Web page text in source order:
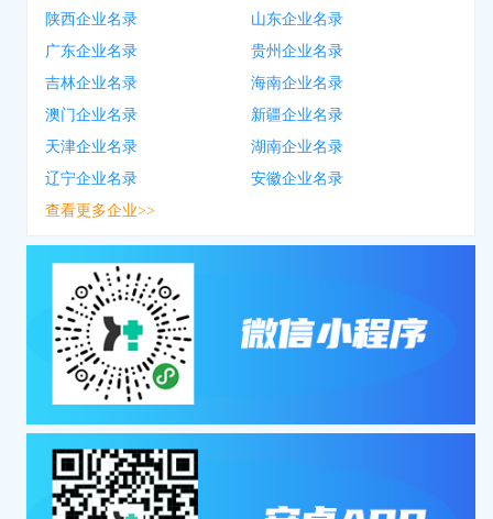
陕西企业名录
山东企业名录
广东企业名录
贵州企业名录
吉林企业名录
海南企业名录
澳门企业名录
新疆企业名录
天津企业名录
湖南企业名录
辽宁企业名录
安徽企业名录
查看更多企业>>